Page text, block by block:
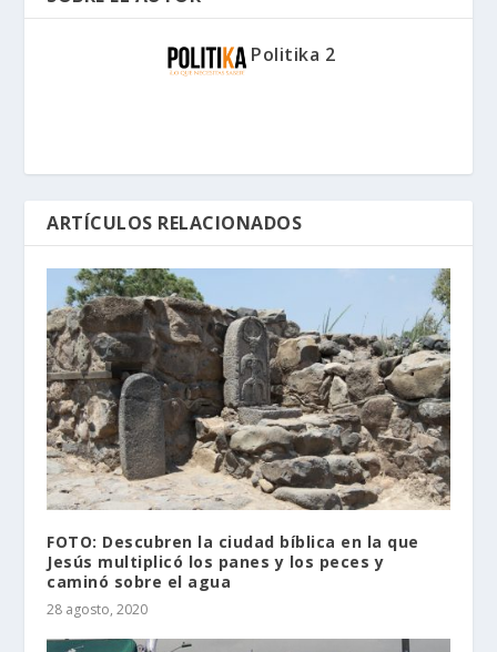
Politika 2
ARTÍCULOS RELACIONADOS
FOTO: Descubren la ciudad bíblica en la que
Jesús multiplicó los panes y los peces y
caminó sobre el agua
28 agosto, 2020